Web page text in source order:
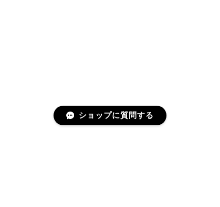
ショップに質問する